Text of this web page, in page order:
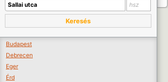
Keresés
Budapest
Debrecen
Eger
Érd